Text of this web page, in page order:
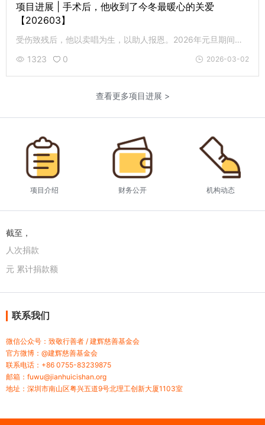
项目进展 | 手术后，他收到了今冬最暖心的关爱
【202603】
受伤致残后，他以卖唱为生，以助人报恩。2026年元旦期间，他因突发心梗紧急手术，建辉基金会代表捐助人为他送去最暖心的关爱。
1323
0 2026-03-02
查看更多项目进展 >
项目介绍 财务公开 机构动态
截至，
人次捐款
元 累计捐款额
联系我们
微信公众号：致敬行善者 / 建辉慈善基金会
官方微博：@建辉慈善基金会
联系电话：+86 0755-83239875
邮箱：fuwu@jianhuicishan.org
地址：深圳市南山区粤兴五道9号北理工创新大厦1103室